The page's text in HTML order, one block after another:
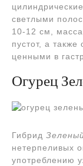
светлыми
10-12 см, масса
пустот, а
ценными в
Огурец
Гибрид
нетерпеливых
употреблению